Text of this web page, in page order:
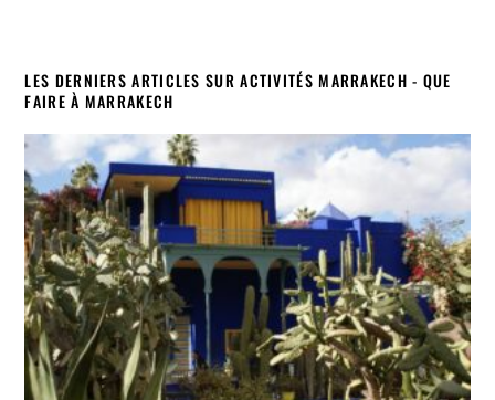
LES DERNIERS ARTICLES SUR ACTIVITÉS MARRAKECH - QUE
FAIRE À MARRAKECH